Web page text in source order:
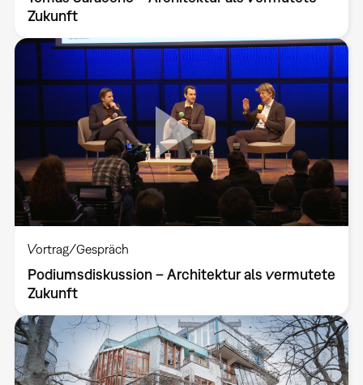
Zukunft
Vortrag/Gespräch
Podiumsdiskussion – Architektur als vermutete
Zukunft